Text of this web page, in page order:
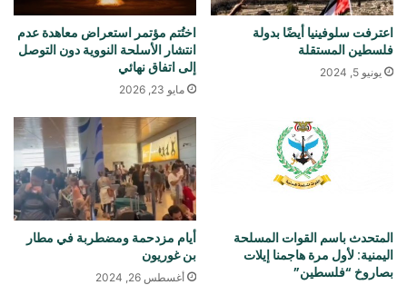
اعترفت سلوفينيا أيضًا بدولة
فلسطين المستقلة
يونيو 5, 2024
اختُتم مؤتمر استعراض معاهدة عدم
انتشار الأسلحة النووية دون التوصل
إلى اتفاق نهائي
مايو 23, 2026
المتحدث باسم القوات المسلحة
اليمنية: لأول مرة هاجمنا إيلات
بصاروخ “فلسطين”
أيام مزدحمة ومضطربة في مطار
بن غوريون
أغسطس 26, 2024